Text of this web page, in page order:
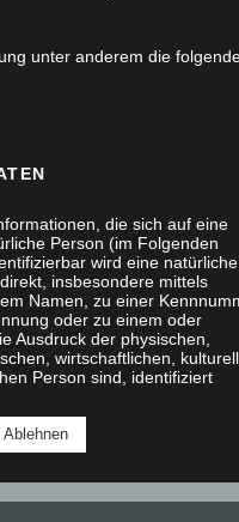
unter anderem die
die sich auf eine
Person (im Folgenden
wird eine natürliche
insbesondere mittels
Namen, zu einer
oder zu einem oder
Ausdruck der physischen,
wirtschaftlichen,
Person sind, identifiziert